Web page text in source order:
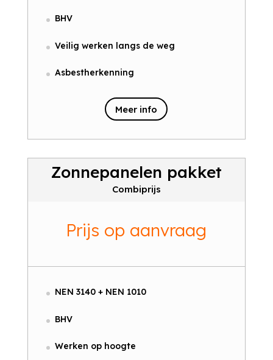
BHV
Veilig werken langs de weg
Asbestherkenning
Meer info
Zonnepanelen pakket
Combiprijs
Prijs op aanvraag
NEN 3140 + NEN 1010
BHV
Werken op hoogte